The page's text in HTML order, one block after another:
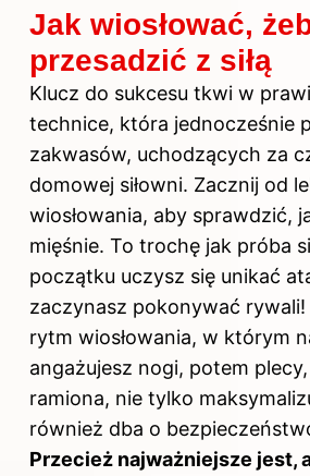
Jak wiosłować,
przesadzić z siłą
Klucz do sukcesu tkwi w
technice, która jednocześnie
zakwasów, uchodzących za
domowej siłowni. Zacznij od
wiosłowania, aby sprawdzić,
mięśnie. To trochę jak próba
początku uczysz się unikać
zaczynasz pokonywać
rytm wiosłowania, w którym
angażujesz nogi, potem
ramiona, nie tylko
również dba o
Przecież najważniejsze jest,